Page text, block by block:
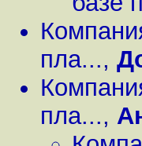
пла...,
пла...,